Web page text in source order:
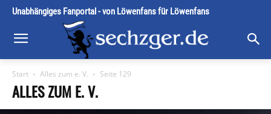
Unabhängiges Fanportal - von Löwenfans für Löwenfans
Start Alles zum e. V. Seite 129
ALLES ZUM E. V.